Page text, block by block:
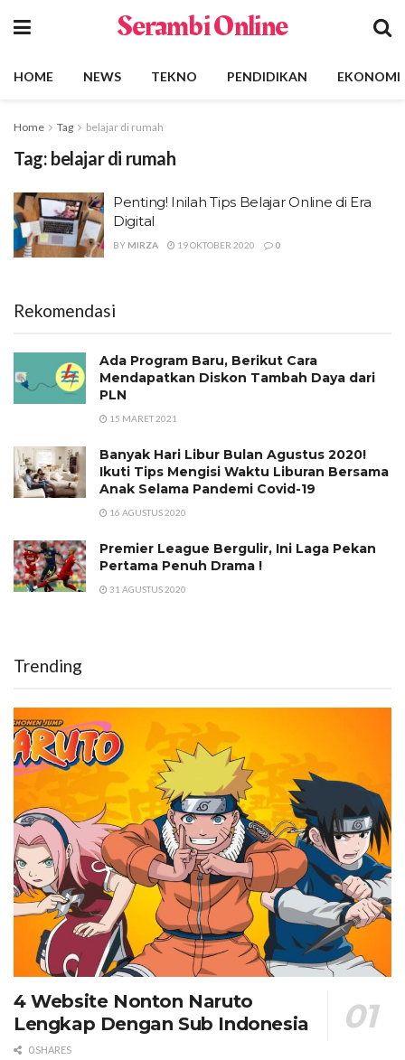
Serambi Online
HOME NEWS TEKNO PENDIDIKAN EKONOMI
Home Tag belajar di rumah
Tag: belajar di rumah
Penting! Inilah Tips Belajar Online di Era
Digital
BY MIRZA 19 OKTOBER 2020 0
Rekomendasi
Ada Program Baru, Berikut Cara
Mendapatkan Diskon Tambah Daya dari
PLN
15 MARET 2021
Banyak Hari Libur Bulan Agustus 2020!
Ikuti Tips Mengisi Waktu Liburan Bersama
Anak Selama Pandemi Covid-19
16 AGUSTUS 2020
Premier League Bergulir, Ini Laga Pekan
Pertama Penuh Drama !
31 AGUSTUS 2020
Trending
4 Website Nonton Naruto
Lengkap Dengan Sub Indonesia
0 SHARES